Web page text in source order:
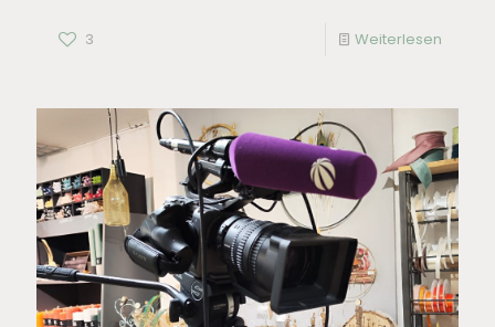
3 Weiterlesen